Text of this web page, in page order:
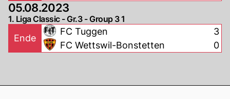
05.08.2023
1. Liga Classic - Gr.3 - Group 3 1
Ende
FC Tuggen
FC Wettswil-Bonstetten
3
0